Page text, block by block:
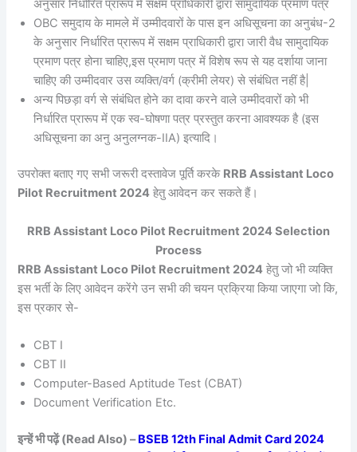
अनुसार निर्धारित प्रारूप में सक्षम प्राधिकारी द्वारा सामुदायिक प्रमाण पत्र
OBC समुदाय के मामले में उम्मीदवारों के पास इन अधिसूचना का अनुबंध-2
के अनुसार निर्धारित प्रारूप में सक्षम प्राधिकारी द्वारा जारी वैध सामुदायिक
प्रमाण पत्र होना चाहिए,इस प्रमाण पत्र में विशेष रूप से यह दर्शाया जाना
चाहिए की उम्मीदवार उस व्यक्ति/वर्ग (क्रीमी लेयर) से संबंधित नहीं है|
अन्य पिछड़ा वर्ग से संबंधित होने का दावा करने वाले उम्मीदवारों को भी
निर्धारित प्रारूप में एक स्व-घोषणा पत्र प्रस्तुत करना आवश्यक है (इस
अधिसूचना का अनु अनुलग्नक-IIA) इत्यादि।
उपरोक्त बताए गए सभी जरूरी दस्तावेज पूर्ति करके RRB Assistant Loco
Pilot Recruitment 2024 हेतु आवेदन कर सकते हैं।
RRB Assistant Loco Pilot Recruitment 2024 Selection
Process
RRB Assistant Loco Pilot Recruitment 2024 हेतु जो भी व्यक्ति
इस भर्ती के लिए आवेदन करेंगे उन सभी की चयन प्रक्रिया किया जाएगा जो कि,
इस प्रकार से-
CBT I
CBT II
Computer-Based Aptitude Test (CBAT)
Document Verification Etc.
इन्हें भी पढ़ें (Read Also) –BSEB 12th Final Admit Card 2024